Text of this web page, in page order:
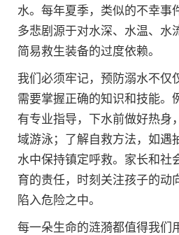
水。每年夏季，类似的不幸事
多悲剧源于对水深、水温、水
简易救生装备的过度依赖。
我们必须牢记，预防溺水不仅
需要掌握正确的知识和技能。
有专业指导，下水前做好热身
域游泳；了解自救方法，如遇
水中保持镇定呼救。家长和社
育的责任，时刻关注孩子的动
陷入危险之中。
每一朵生命的涟漪都值得我们